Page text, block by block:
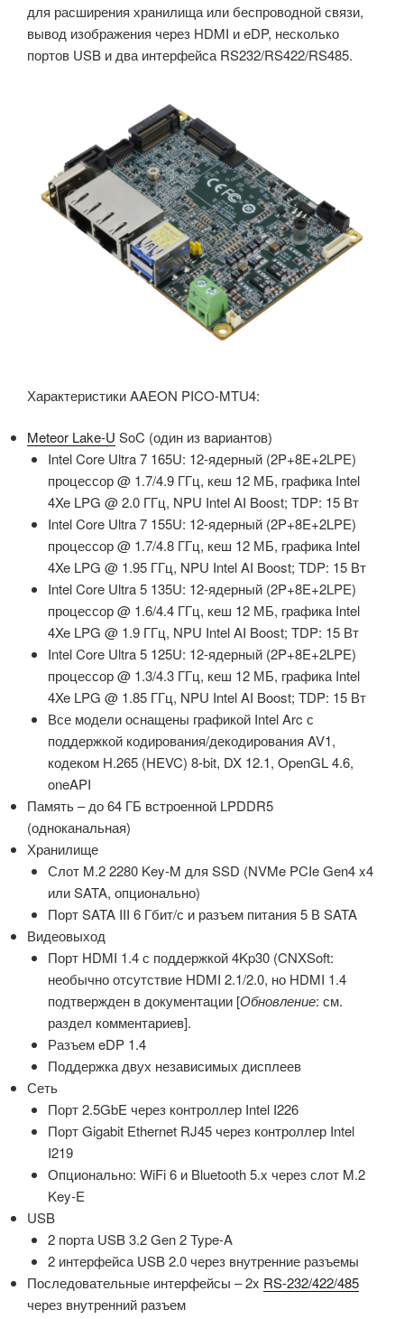
для расширения хранилища или беспроводной связи,
вывод изображения через HDMI и eDP, несколько
портов USB и два интерфейса RS232/RS422/RS485.
Характеристики AAEON PICO-MTU4:
Meteor Lake-U SoC (один из вариантов)
Intel Core Ultra 7 165U: 12-ядерный (2P+8E+2LPE)
процессор @ 1.7/4.9 ГГц, кеш 12 МБ, графика Intel
4Xe LPG @ 2.0 ГГц, NPU Intel AI Boost; TDP: 15 Вт
Intel Core Ultra 7 155U: 12-ядерный (2P+8E+2LPE)
процессор @ 1.7/4.8 ГГц, кеш 12 МБ, графика Intel
4Xe LPG @ 1.95 ГГц, NPU Intel AI Boost; TDP: 15 Вт
Intel Core Ultra 5 135U: 12-ядерный (2P+8E+2LPE)
процессор @ 1.6/4.4 ГГц, кеш 12 МБ, графика Intel
4Xe LPG @ 1.9 ГГц, NPU Intel AI Boost; TDP: 15 Вт
Intel Core Ultra 5 125U: 12-ядерный (2P+8E+2LPE)
процессор @ 1.3/4.3 ГГц, кеш 12 МБ, графика Intel
4Xe LPG @ 1.85 ГГц, NPU Intel AI Boost; TDP: 15 Вт
Все модели оснащены графикой Intel Arc с
поддержкой кодирования/декодирования AV1,
кодеком H.265 (HEVC) 8-bit, DX 12.1, OpenGL 4.6,
oneAPI
Память – до 64 ГБ встроенной LPDDR5
(одноканальная)
Хранилище
Слот M.2 2280 Key-M для SSD (NVMe PCIe Gen4 x4
или SATA, опционально)
Порт SATA III 6 Гбит/с и разъем питания 5 В SATA
Видеовыход
Порт HDMI 1.4 с поддержкой 4Kp30 (CNXSoft:
необычно отсутствие HDMI 2.1/2.0, но HDMI 1.4
подтвержден в документации [Обновление: см.
раздел комментариев].
Разъем eDP 1.4
Поддержка двух независимых дисплеев
Сеть
Порт 2.5GbE через контроллер Intel I226
Порт Gigabit Ethernet RJ45 через контроллер Intel
I219
Опционально: WiFi 6 и Bluetooth 5.x через слот M.2
Key-E
USB
2 порта USB 3.2 Gen 2 Type-A
2 интерфейса USB 2.0 через внутренние разъемы
Последовательные интерфейсы – 2x RS-232/422/485
через внутренний разъем